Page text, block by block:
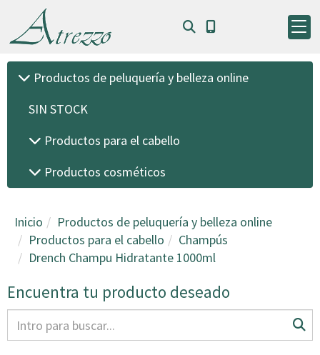
Productos de peluquería y belleza online
SIN STOCK
Productos para el cabello
Productos cosméticos
Inicio
Productos de peluquería y belleza online
Productos para el cabello
Champús
Drench Champu Hidratante 1000ml
Encuentra tu producto deseado